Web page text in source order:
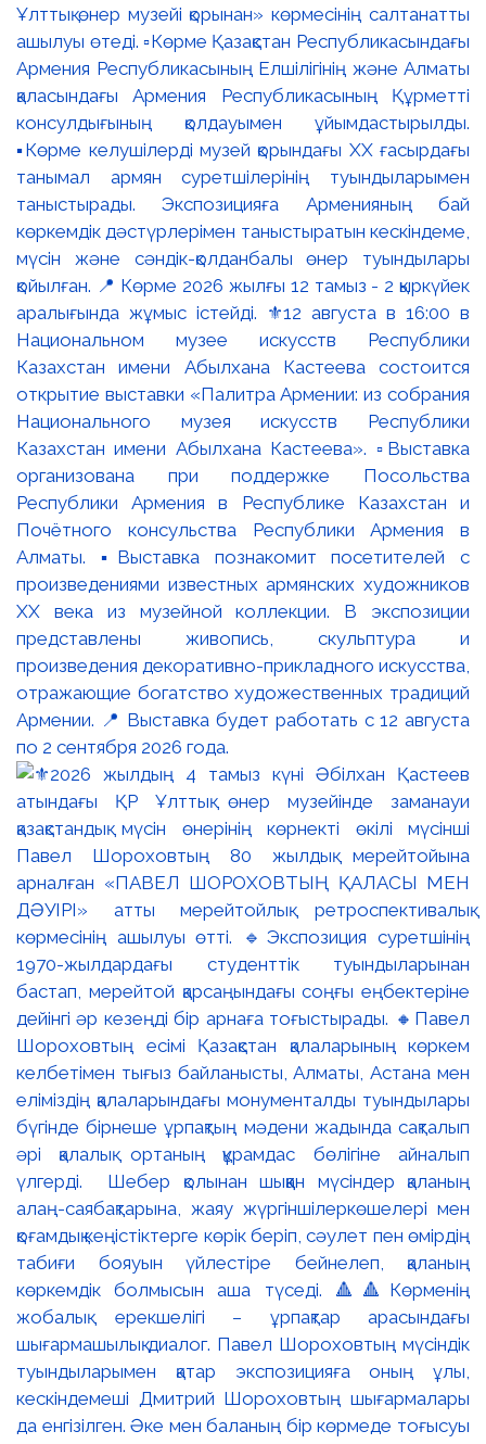
Ұлттық өнер музейі қорынан» көрмесінің салтанатты
ашылуы өтеді. ▫️Көрме Қазақстан Республикасындағы
Армения Республикасының Елшілігінің және Алматы
қаласындағы Армения Республикасының Құрметті
консулдығының қолдауымен ұйымдастырылды.
▪️Көрме келушілерді музей қорындағы ХХ ғасырдағы
танымал армян суретшілерінің туындыларымен
таныстырады. Экспозицияға Арменияның бай
көркемдік дәстүрлерімен таныстыратын кескіндеме,
мүсін және сәндік-қолданбалы өнер туындылары
қойылған. 📍 Көрме 2026 жылғы 12 тамыз - 2 қыркүйек
аралығында жұмыс істейді. ⚜️12 августа в 16:00 в
Национальном музее искусств Республики
Казахстан имени Абылхана Кастеева состоится
открытие выставки «Палитра Армении: из собрания
Национального музея искусств Республики
Казахстан имени Абылхана Кастеева». ▫️Выставка
организована при поддержке Посольства
Республики Армения в Республике Казахстан и
Почётного консульства Республики Армения в
Алматы. ▪️Выставка познакомит посетителей с
произведениями известных армянских художников
XX века из музейной коллекции. В экспозиции
представлены живопись, скульптура и
произведения декоративно-прикладного искусства,
отражающие богатство художественных традиций
Армении. 📍 Выставка будет работать с 12 августа
по 2 сентября 2026 года.